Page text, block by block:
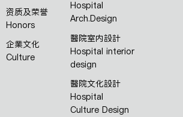
资质及荣誉
Honors
企業文化
Culture
Hospital
Arch.Design
醫院室内設計
Hospital interior
design
醫院文化設計
Hospital
Culture Design